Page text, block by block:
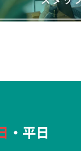
・平日